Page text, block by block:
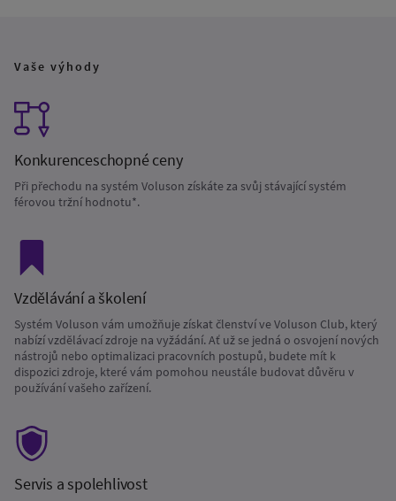
Vaše výhody
Konkurenceschopné ceny
Při přechodu na systém Voluson získáte za svůj stávající systém
férovou tržní hodnotu*.
Vzdělávání a školení
Systém Voluson vám umožňuje získat členství ve Voluson Club, který
nabízí vzdělávací zdroje na vyžádání. Ať už se jedná o osvojení nových
nástrojů nebo optimalizaci pracovních postupů, budete mít k
dispozici zdroje, které vám pomohou neustále budovat důvěru v
používání vašeho zařízení.
Servis a spolehlivost